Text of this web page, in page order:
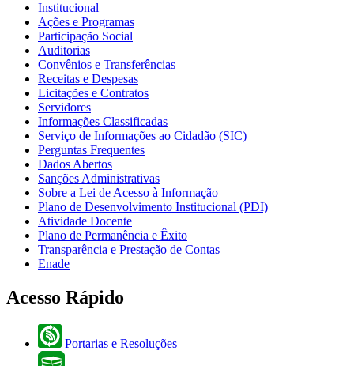
Institucional
Ações e Programas
Participação Social
Auditorias
Convênios e Transferências
Receitas e Despesas
Licitações e Contratos
Servidores
Informações Classificadas
Serviço de Informações ao Cidadão (SIC)
Perguntas Frequentes
Dados Abertos
Sanções Administrativas
Sobre a Lei de Acesso à Informação
Plano de Desenvolvimento Institucional (PDI)
Atividade Docente
Plano de Permanência e Êxito
Transparência e Prestação de Contas
Enade
Acesso Rápido
Portarias e Resoluções